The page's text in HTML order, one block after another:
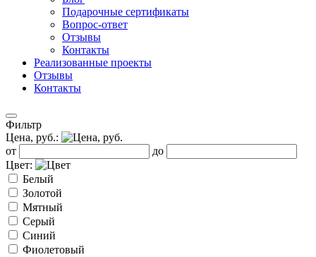
Подарочные сертификаты
Вопрос-ответ
Отзывы
Контакты
Реализованные проекты
Отзывы
Контакты
Фильтр
Цена, руб.:
от
до
Цвет:
Белый
Золотой
Мятный
Серый
Синий
Фиолетовый